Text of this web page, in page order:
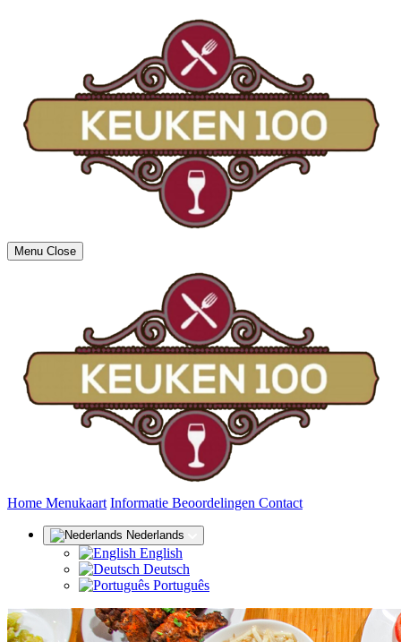
Menu Close
Home (huidige)
Menukaart Informatie Beoordelingen Contact
Nederlands
English
Deutsch
Português